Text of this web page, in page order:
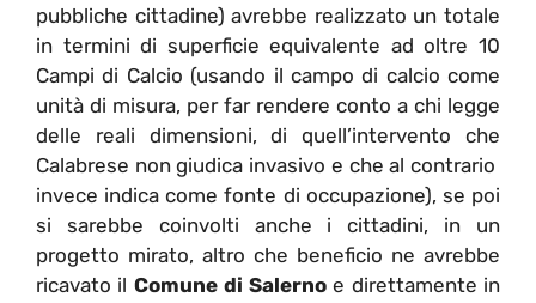
pubbliche cittadine) avrebbe realizzato un totale
in termini di superficie equivalente ad oltre 10
Campi di Calcio (usando il campo di calcio come
unità di misura, per far rendere conto a chi legge
delle reali dimensioni, di quell’intervento che
Calabrese non giudica invasivo e che al contrario
invece indica come fonte di occupazione), se poi
si sarebbe coinvolti anche i cittadini, in un
progetto mirato, altro che beneficio ne avrebbe
ricavato il Comune di Salerno e direttamente in